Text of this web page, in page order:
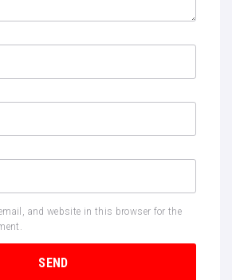
and website in this browser for the